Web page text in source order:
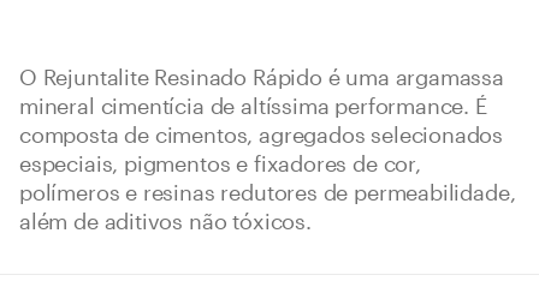
O Rejuntalite Resinado Rápido é uma argamassa
mineral cimentícia de altíssima performance. É
composta de cimentos, agregados selecionados
especiais, pigmentos e fixadores de cor,
polímeros e resinas redutores de permeabilidade,
além de aditivos não tóxicos.